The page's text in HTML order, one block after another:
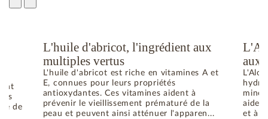
de
L'huile d'abricot, l'ingrédient aux
multiples vertus
L'huile d'abricot est riche en vitamines A et
E, connues pour leurs propriétés
antioxydantes. Ces vitamines aident à
prévenir le vieillissement prématuré de la
peau et peuvent ainsi atténuer l'apparen...
aux
et à